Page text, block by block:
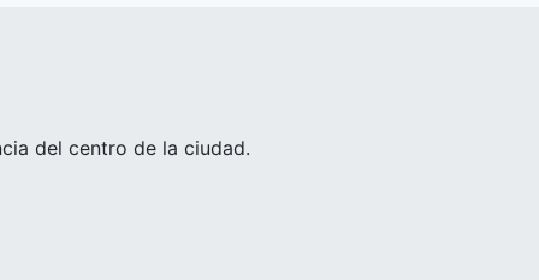
del centro de la ciudad.